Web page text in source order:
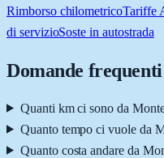
Rimborso chilometricoTariffe
di servizioSoste in autostrada
Domande frequenti
Quanti km ci sono da
Quanto tempo ci vuole da
Quanto costa andare da